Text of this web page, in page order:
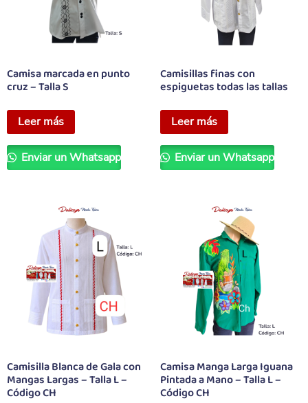
Camisa marcada en punto
cruz – Talla S
Leer más
Enviar un Whatsapp
Camisillas finas con
espiguetas todas las tallas
Leer más
Enviar un Whatsapp
Camisilla Blanca de Gala con
Mangas Largas – Talla L –
Código CH
Camisa Manga Larga Iguana
Pintada a Mano – Talla L –
Código CH